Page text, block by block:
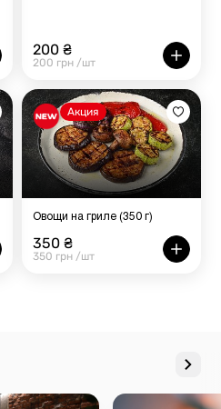
200 ₴
200 грн /шт
Акция
Овощи на гриле (350 г)
350 ₴
350 грн /шт